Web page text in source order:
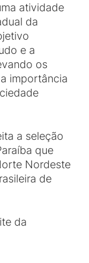
atividade
da
e a
os
importância
a seleção
que
Nordeste
de
da